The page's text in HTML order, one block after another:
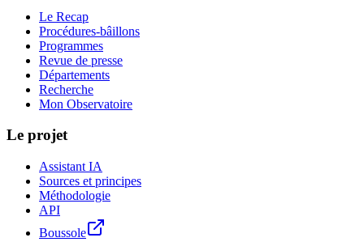
Le Recap
Procédures-bâillons
Programmes
Revue de presse
Départements
Recherche
Mon Observatoire
Le projet
Assistant IA
Sources et principes
Méthodologie
API
Boussole